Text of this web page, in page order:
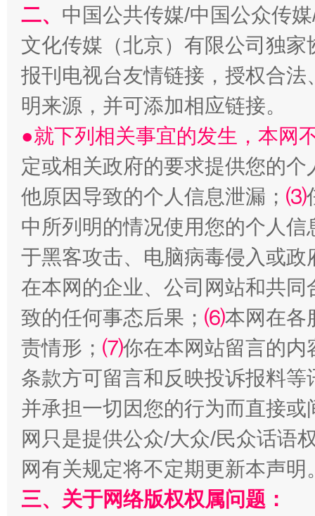
解纷+调解+退费，一次搞定
站台名比不上好声名
漫山遍野的桃花与雪山、麦地、白藏房 除
二、 中国公共传媒/中国公众传
文化传媒（北京）有限公司独
报刊电视台友情链接，授权合
明来源，并可添加相应链接。
●就下列相关事宜的发生，本网
定或相关政府的要求提供您的个
他原因导致的个人信息泄漏； ⑶
中所列明的情况使用您的个人
于黑客攻击、电脑病毒侵入或
在本网的企业、公司网站和共
致的任何事态后果； ⑹本网在各
责情形； ⑺你在本网站留言的内
条款方可留言和反映投诉报料
并承担一切因您的行为而直接
网只是提供公众/大众/民众话语
网有关规定将不定期更新本声明
三、关于网络版权权属问题：